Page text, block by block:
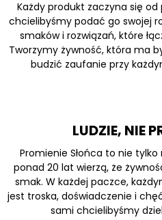
Każdy produkt zaczyna się
chcielibyśmy podać go swojej
smaków i rozwiązań, które
Tworzymy żywność, która ma
budzić zaufanie przy
LUDZIE, NIE
Promienie Słońca to nie
ponad 20 lat wierzą, że
smak. W każdej paczce,
jest troska, doświadczenie i
sami chcielibyśmy